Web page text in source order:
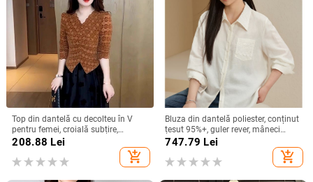
Top din dantelă cu decolteu în V
pentru femei, croială subțire,
lungime cropt, mâneci lungi, pentru
208.88 Lei
add_shopping_cart
Bluza din dantelă poliester, conținut
țesut 95%+, guler rever, mâneci
lungi, croi slim, stil elegant pentru
747.79 Lei
add_shopping_cart